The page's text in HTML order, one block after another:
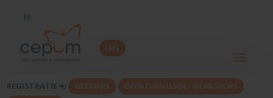
FR
REGISTRATIE WEBINARS
OPEN CURSUSSEN / WORKSHOPS
Toggle
LMS